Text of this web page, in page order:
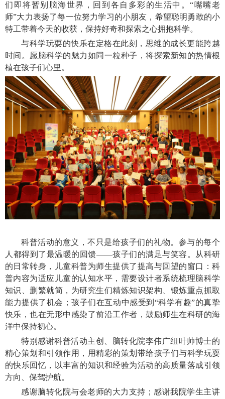
们即将暂别脑海世界，回到各自多彩的生活中。“嘴嘴老
师”大力表扬了每一位努力学习的小朋友，希望聪明勇敢的小
特工带着今天的收获，保持好奇和探索之心拥抱科学。
与科学玩耍的快乐在定格在此刻，思维的成长更能跨越
时间。愿脑科学的魅力如同一粒种子，将探索新知的热情根
植在孩子们心里。
科普活动的意义，不只是给孩子们的礼物。参与的每个
人都得到了最温暖的回馈——孩子们的满足与笑容。从科研
的日常转身，儿童科普为师生提供了提高与回望的窗口：科
普内容为适应儿童的认知水平，需要设计者系统梳理脑科学
知识、删繁就简，为研究生们精炼知识架构、锻炼重点抓取
能力提供了机会；孩子们在互动中感受到“科学有趣”的真挚
快乐，也在无形中感染了前沿工作者，鼓励师生在科研的海
洋中保持初心。
特别感谢科普活动主创、脑转化院李伟广组叶帅博士的
精心策划和引领作用，用精彩的策划带给孩子们与科学玩耍
的快乐回忆，以丰富的知识和经验为活动的高质量落成引领
方向、保驾护航。
感谢脑转化院与会老师的大力支持；感谢我院学生主讲